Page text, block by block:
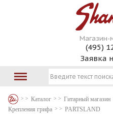
Магазин-
(495)
Заявка
Каталог Гитарный магазин
Крепления грифа
PARTSLAND